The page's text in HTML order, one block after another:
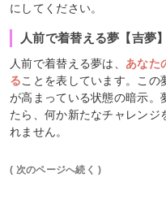
にしてください。
人前で着替える夢【吉夢】
人前で着替える夢は、 あなた
ることを表しています。この
が高まっている状態の暗示。
たら、何か新たなチャレンジ
れません。
( 次のページへ続く )